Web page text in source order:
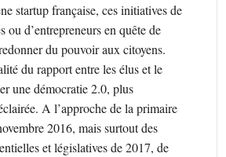
startup française, ces initiatives de
ou d’entrepreneurs en quête de
du pouvoir aux citoyens.
du rapport entre les élus et le
une démocratie 2.0, plus
A l’approche de la primaire
2016, mais surtout des
et législatives de 2017, de